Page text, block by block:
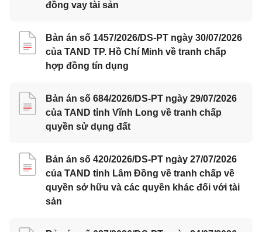
đồng vay tài sản
Bản án số 1457/2026/DS-PT ngày 30/07/2026
của TAND TP. Hồ Chí Minh về tranh chấp
hợp đồng tín dụng
Bản án số 684/2026/DS-PT ngày 29/07/2026
của TAND tỉnh Vĩnh Long về tranh chấp
quyền sử dụng đất
Bản án số 420/2026/DS-PT ngày 27/07/2026
của TAND tỉnh Lâm Đồng về tranh chấp về
quyền sở hữu và các quyền khác đối với tài
sản